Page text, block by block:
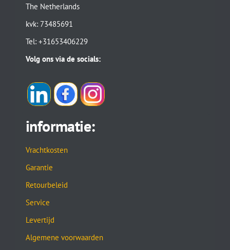
The Netherlands
kvk: 73485691
Tel: +31653406229
Volg ons via de socials:
informatie:
Vrachtkosten
Garantie
Retourbeleid
Service
Levertijd
Algemene voorwaarden